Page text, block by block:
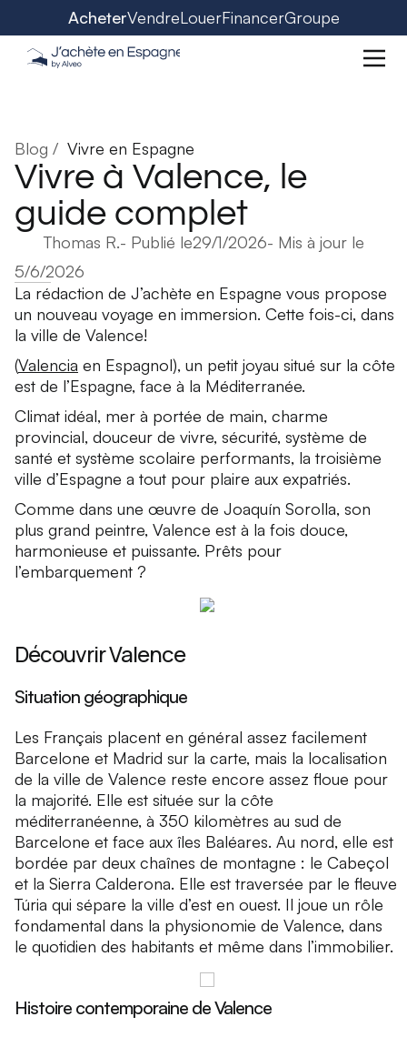
AcheterVendreLouerFinancerGroupe
Blog / Vivre en Espagne
Vivre à Valence, le
guide complet
Thomas R.- Publié le29/1/2026- Mis à jour le
5/6/2026
La rédaction de J’achète en Espagne vous propose
un nouveau voyage en immersion. Cette fois-ci, dans
la ville de Valence!
(Valencia en Espagnol), un petit joyau situé sur la côte
est de l’Espagne, face à la Méditerranée.
Climat idéal, mer à portée de main, charme
provincial, douceur de vivre, sécurité, système de
santé et système scolaire performants, la troisième
ville d’Espagne a tout pour plaire aux expatriés.
Comme dans une œuvre de Joaquín Sorolla, son
plus grand peintre, Valence est à la fois douce,
harmonieuse et puissante. Prêts pour
l’embarquement ?
Découvrir Valence
Situation géographique
Les Français placent en général assez facilement
Barcelone et Madrid sur la carte, mais la localisation
de la ville de Valence reste encore assez floue pour
la majorité. Elle est située sur la côte
méditerranéenne, à 350 kilomètres au sud de
Barcelone et face aux îles Baléares. Au nord, elle est
bordée par deux chaînes de montagne : le Cabeçol
et la Sierra Calderona. Elle est traversée par le fleuve
Túria qui sépare la ville d’est en ouest. Il joue un rôle
fondamental dans la physionomie de Valence, dans
le quotidien des habitants et même dans l’immobilier.
Histoire contemporaine de Valence